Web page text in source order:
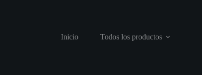
Inicio
Todos los productos